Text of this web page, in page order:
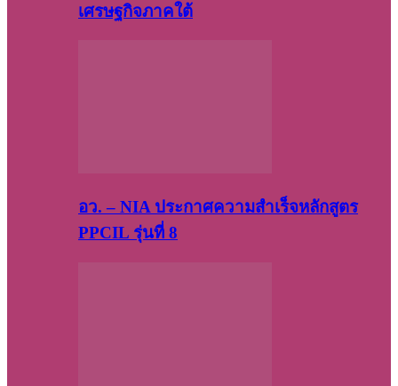
เศรษฐกิจภาคใต้
อว. – NIA ประกาศความสำเร็จหลักสูตร
PPCIL รุ่นที่ 8